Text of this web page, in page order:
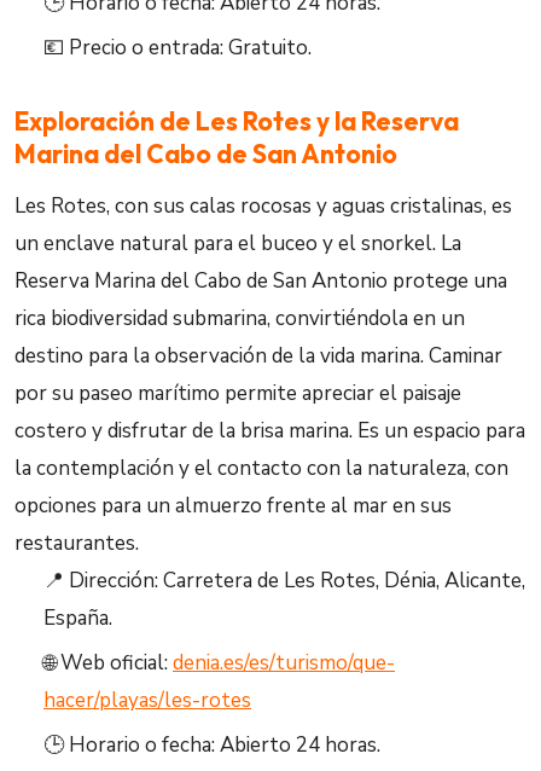
💶 Precio o entrada: Gratuito.
Exploración de Les Rotes y la Reserva
Marina del Cabo de San Antonio
Les Rotes, con sus calas rocosas y aguas cristalinas, es
un enclave natural para el buceo y el snorkel. La
Reserva Marina del Cabo de San Antonio protege una
rica biodiversidad submarina, convirtiéndola en un
destino para la observación de la vida marina. Caminar
por su paseo marítimo permite apreciar el paisaje
costero y disfrutar de la brisa marina. Es un espacio para
la contemplación y el contacto con la naturaleza, con
opciones para un almuerzo frente al mar en sus
restaurantes.
📍 Dirección: Carretera de Les Rotes, Dénia, Alicante,
España.
🌐 Web oficial:denia.es/es/turismo/que-
hacer/playas/les-rotes
🕒 Horario o fecha: Abierto 24 horas.